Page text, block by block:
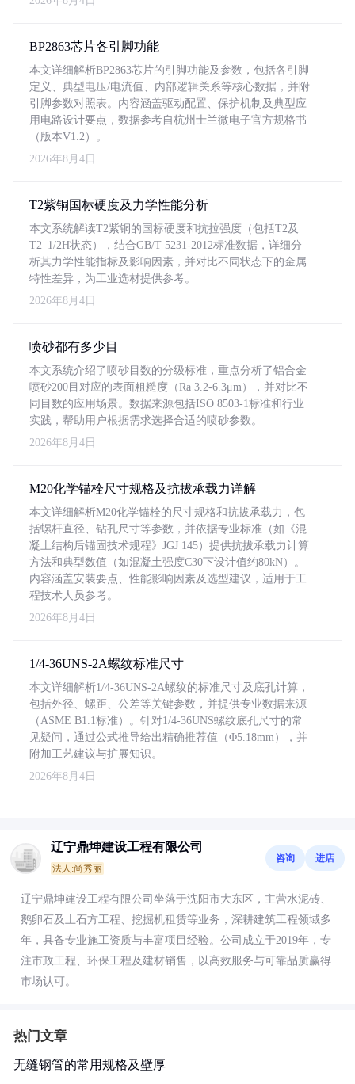
BP2863芯片各引脚功能
本文详细解析BP2863芯片的引脚功能及参数，包括各引脚
定义、典型电压/电流值、内部逻辑关系等核心数据，并附
引脚参数对照表。内容涵盖驱动配置、保护机制及典型应
用电路设计要点，数据参考自杭州士兰微电子官方规格书
（版本V1.2）。
2026年8月4日
T2紫铜国标硬度及力学性能分析
本文系统解读T2紫铜的国标硬度和抗拉强度（包括T2及
T2_1/2H状态），结合GB/T 5231-2012标准数据，详细分
析其力学性能指标及影响因素，并对比不同状态下的金属
特性差异，为工业选材提供参考。
2026年8月4日
喷砂都有多少目
本文系统介绍了喷砂目数的分级标准，重点分析了铝合金
喷砂200目对应的表面粗糙度（Ra 3.2-6.3μm），并对比不
同目数的应用场景。数据来源包括ISO 8503-1标准和行业
实践，帮助用户根据需求选择合适的喷砂参数。
2026年8月4日
M20化学锚栓尺寸规格及抗拔承载力详解
本文详细解析M20化学锚栓的尺寸规格和抗拔承载力，包
括螺杆直径、钻孔尺寸等参数，并依据专业标准（如《混
凝土结构后锚固技术规程》JGJ 145）提供抗拔承载力计算
方法和典型数值（如混凝土强度C30下设计值约80kN）。
内容涵盖安装要点、性能影响因素及选型建议，适用于工
程技术人员参考。
2026年8月4日
1/4-36UNS-2A螺纹标准尺寸
本文详细解析1/4-36UNS-2A螺纹的标准尺寸及底孔计算，
包括外径、螺距、公差等关键参数，并提供专业数据来源
（ASME B1.1标准）。针对1/4-36UNS螺纹底孔尺寸的常
见疑问，通过公式推导给出精确推荐值（Φ5.18mm），并
附加工艺建议与扩展知识。
2026年8月4日
辽宁鼎坤建设工程有限公司
法人:尚秀丽
咨询 进店
辽宁鼎坤建设工程有限公司坐落于沈阳市大东区，主营水泥砖、
鹅卵石及土石方工程、挖掘机租赁等业务，深耕建筑工程领域多
年，具备专业施工资质与丰富项目经验。公司成立于2019年，专
注市政工程、环保工程及建材销售，以高效服务与可靠品质赢得
市场认可。
热门文章
无缝钢管的常用规格及壁厚